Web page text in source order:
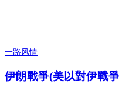
一路风情
伊朗戰爭(美以對伊戰